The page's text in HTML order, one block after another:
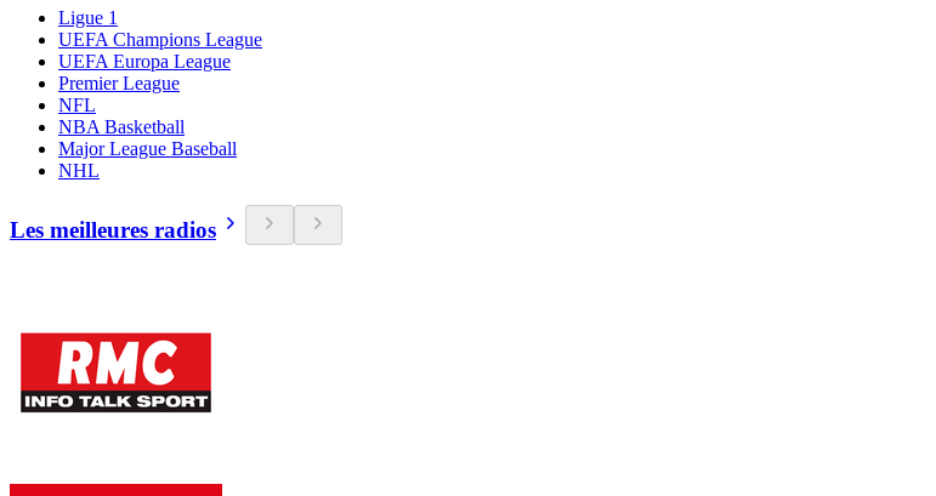
Ligue 1
UEFA Champions League
UEFA Europa League
Premier League
NFL
NBA Basketball
Major League Baseball
NHL
Les meilleures radios